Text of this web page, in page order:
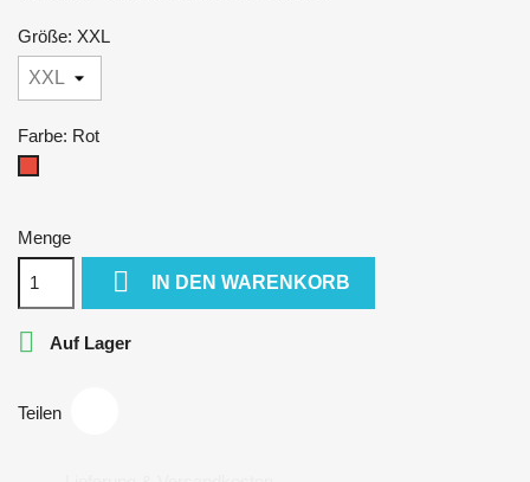
Größe: XXL
Farbe: Rot
Menge
 IN DEN WARENKORB
 Auf Lager
Teilen